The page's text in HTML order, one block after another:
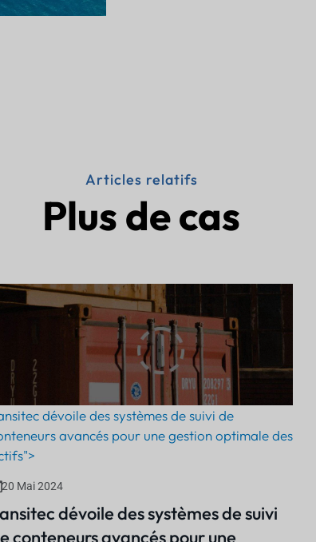
Articles relatifs
Plus de cas
dévoile des systèmes de suivi de
avancés pour une gestion optimale des
20 Mai 2024
dévoile des systèmes de suivi